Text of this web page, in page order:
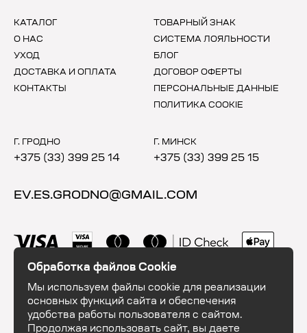
КАТАЛОГ
О НАС
УХОД
ДОСТАВКА И ОПЛАТА
КОНТАКТЫ
ТОВАРНЫЙ ЗНАК
СИСТЕМА ЛОЯЛЬНОСТИ
БЛОГ
ДОГОВОР ОФЕРТЫ
ПЕРСОНАЛЬНЫЕ ДАННЫЕ
ПОЛИТИКА COOKIE
Г. ГРОДНО
+375 (33) 399 25 14
Г. МИНСК
+375 (33) 399 25 15
EV.ES.GRODNO@GMAIL.COM
Обработка файлов Cookie
Мы используем файлы cookie для реализации
основных функций сайта и обеспечения
удобства работы пользователя с сайтом.
Продолжая использовать сайт, вы даете